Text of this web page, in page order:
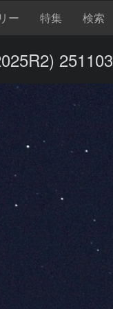
ー 特集 検索
251103